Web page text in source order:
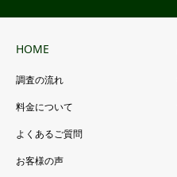
HOME
調査の流れ
料金について
よくあるご質問
お客様の声